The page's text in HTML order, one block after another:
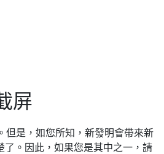
屏
但是，如您所知，新發明會帶來新
。因此，如果您是其中之一，請